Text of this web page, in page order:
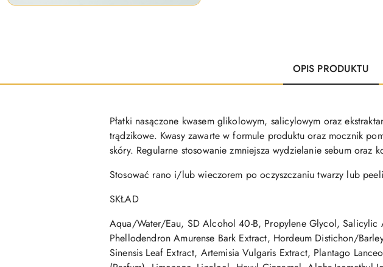
OPIS PRODUKTU
Płatki nasączone kwasem glikolowym, salicylowym oraz
trądzikowe. Kwasy zawarte w formule produktu oraz mocznik
skóry. Regularne stosowanie zmniejsza wydzielanie sebum oraz
Stosować rano i/lub wieczorem po oczyszczaniu twarzy lub
SKŁAD
Aqua/Water/Eau, SD Alcohol 40-B, Propylene Glycol,
Phellodendron Amurense Bark Extract, Hordeum Distichon/
Sinensis Leaf Extract, Artemisia Vulgaris Extract, Plantago